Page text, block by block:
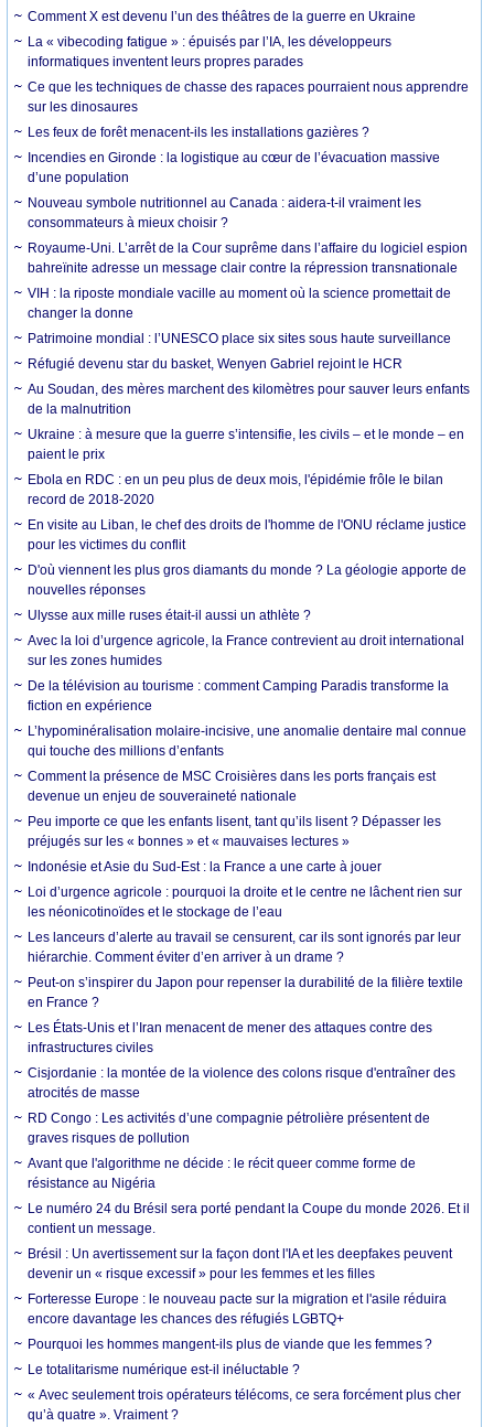
Comment X est devenu l’un des théâtres de la guerre en Ukraine
La « vibecoding fatigue » : épuisés par l’IA, les développeurs
informatiques inventent leurs propres parades
Ce que les techniques de chasse des rapaces pourraient nous apprendre
sur les dinosaures
Les feux de forêt menacent-ils les installations gazières ?
Incendies en Gironde : la logistique au cœur de l’évacuation massive
d’une population
Nouveau symbole nutritionnel au Canada : aidera-t-il vraiment les
consommateurs à mieux choisir ?
Royaume-Uni. L’arrêt de la Cour suprême dans l’affaire du logiciel espion
bahreïnite adresse un message clair contre la répression transnationale
VIH : la riposte mondiale vacille au moment où la science promettait de
changer la donne
Patrimoine mondial : l’UNESCO place six sites sous haute surveillance
Réfugié devenu star du basket, Wenyen Gabriel rejoint le HCR
Au Soudan, des mères marchent des kilomètres pour sauver leurs enfants
de la malnutrition
Ukraine : à mesure que la guerre s’intensifie, les civils – et le monde – en
paient le prix
Ebola en RDC : en un peu plus de deux mois, l'épidémie frôle le bilan
record de 2018-2020
En visite au Liban, le chef des droits de l'homme de l'ONU réclame justice
pour les victimes du conflit
D'où viennent les plus gros diamants du monde ? La géologie apporte de
nouvelles réponses
Ulysse aux mille ruses était-il aussi un athlète ?
Avec la loi d’urgence agricole, la France contrevient au droit international
sur les zones humides
De la télévision au tourisme : comment Camping Paradis transforme la
fiction en expérience
L’hypominéralisation molaire-incisive, une anomalie dentaire mal connue
qui touche des millions d’enfants
Comment la présence de MSC Croisières dans les ports français est
devenue un enjeu de souveraineté nationale
Peu importe ce que les enfants lisent, tant qu’ils lisent ? Dépasser les
préjugés sur les « bonnes » et « mauvaises lectures »
Indonésie et Asie du Sud-Est : la France a une carte à jouer
Loi d’urgence agricole : pourquoi la droite et le centre ne lâchent rien sur
les néonicotinoïdes et le stockage de l’eau
Les lanceurs d’alerte au travail se censurent, car ils sont ignorés par leur
hiérarchie. Comment éviter d’en arriver à un drame ?
Peut-on s’inspirer du Japon pour repenser la durabilité de la filière textile
en France ?
Les États-Unis et l’Iran menacent de mener des attaques contre des
infrastructures civiles
Cisjordanie : la montée de la violence des colons risque d'entraîner des
atrocités de masse
RD Congo : Les activités d’une compagnie pétrolière présentent de
graves risques de pollution
Avant que l'algorithme ne décide : le récit queer comme forme de
résistance au Nigéria
Le numéro 24 du Brésil sera porté pendant la Coupe du monde 2026. Et il
contient un message.
Brésil : Un avertissement sur la façon dont l'IA et les deepfakes peuvent
devenir un « risque excessif » pour les femmes et les filles
Forteresse Europe : le nouveau pacte sur la migration et l'asile réduira
encore davantage les chances des réfugiés LGBTQ+
Pourquoi les hommes mangent-ils plus de viande que les femmes ?
Le totalitarisme numérique est-il inéluctable ?
« Avec seulement trois opérateurs télécoms, ce sera forcément plus cher
qu’à quatre ». Vraiment ?